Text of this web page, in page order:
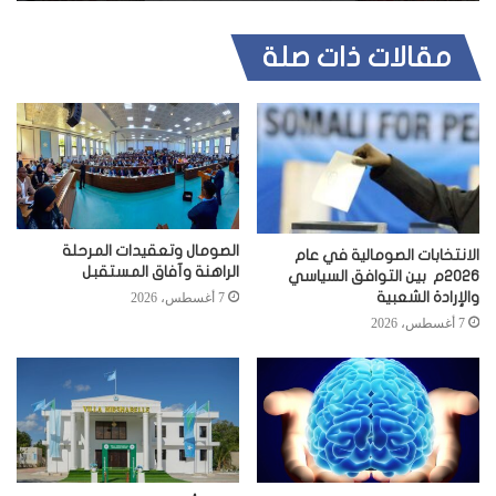
مقالات ذات صلة
الانتخابات الصومالية في عام
2026م بين التوافق السياسي
والإرادة الشعبية
7 أغسطس، 2026
الصومال وتعقيدات المرحلة
الراهنة وآفاق المستقبل
7 أغسطس، 2026